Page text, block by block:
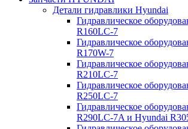
Детали гидравлики Hyundai
Гидравлическое
R160LC-7
Гидравлическое
R170W-7
Гидравлическое
R210LC-7
Гидравлическое
R250LC-7
Гидравлическое
R290LC-7A и Hyundai